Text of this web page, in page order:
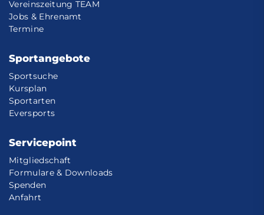
Vereinszeitung TEAM
Jobs & Ehrenamt
Termine
Sportangebote
Sportsuche
Kursplan
Sportarten
Eversports
Servicepoint
Mitgliedschaft
Formulare & Downloads
Spenden
Anfahrt